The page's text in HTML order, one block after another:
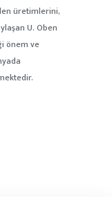
üretimlerini,
U. Oben
önem ve